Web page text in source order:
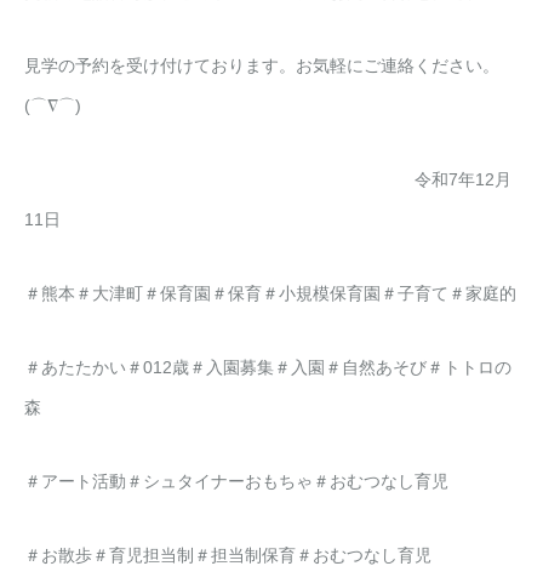
見学の予約を受け付けております。お気軽にご連絡ください。
(⌒∇⌒)
令和7年12月
11日
＃熊本＃大津町＃保育園＃保育＃小規模保育園＃子育て＃家庭的
＃あたたかい＃012歳＃入園募集＃入園＃自然あそび＃トトロの
森
＃アート活動＃シュタイナーおもちゃ＃おむつなし育児
＃お散歩＃育児担当制＃担当制保育＃おむつなし育児